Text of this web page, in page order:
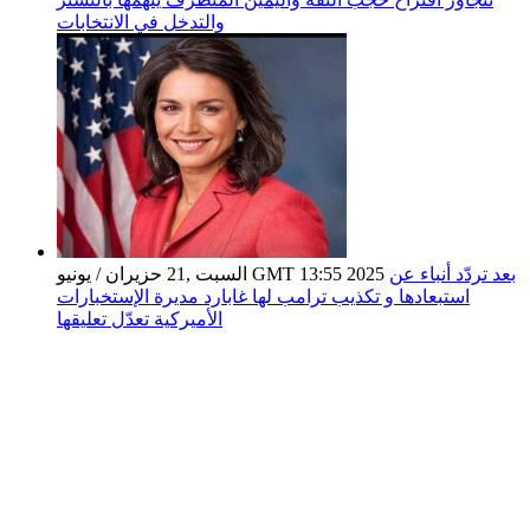
والتدخل في الانتخابات
السبت ,21 حزيران / يونيو GMT 13:55 2025 بعد تردّد أنباء عن
استبعادها و تكذيب ترامب لها غابارد مديرة الإستخبارات
الأميركية تعدّل تعليقها